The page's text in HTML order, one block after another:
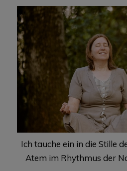
Ich tauche ein in die Stille
Atem im Rhythmus der